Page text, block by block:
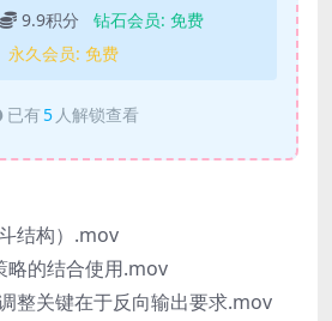
9.9积分 钻石会员: 免费
永久会员: 免费
已有 5 人解锁查看
结构）.mov
略的结合使用.mov
整关键在于反向输出要求.mov